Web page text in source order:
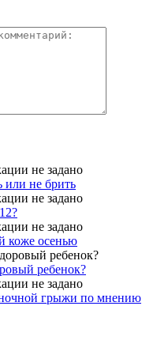
не брить
коже осенью
ребенок?
грыжи по мнению